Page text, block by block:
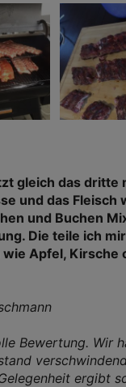
gleich das
und das Fleisch
und Buchen
Die teile ich
Apfel,
Bewertung. Wir
ergibt